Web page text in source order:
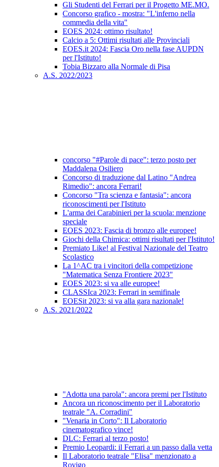
Gli Studenti del Ferrari per il Progetto ME.MO.
Concorso grafico - mostra: "L'inferno nella
commedia della vita"
EOES 2024: ottimo risultato!
Calcio a 5: Ottimi risultati alle Provinciali
EOES.it 2024: Fascia Oro nella fase AUPDN
per l'Istituto!
Tobia Bizzaro alla Normale di Pisa
A.S. 2022/2023
concorso "#Parole di pace": terzo posto per
Maddalena Osiliero
Concorso di traduzione dal Latino "Andrea
Rimedio": ancora Ferrari!
Concorso "Tra scienza e fantasia": ancora
riconoscimenti per l'Istituto
L'arma dei Carabinieri per la scuola: menzione
speciale
EOES 2023: Fascia di bronzo alle europee!
Giochi della Chimica: ottimi risultati per l'Istituto!
Premiato Like! al Festival Nazionale del Teatro
Scolastico
La 1^AC tra i vincitori della competizione
"Matematica Senza Frontiere 2023"
EOES 2023: si va alle europee!
CLASSIca 2023: Ferrari in semifinale
EOESit 2023: si va alla gara nazionale!
A.S. 2021/2022
"Adotta una parola": ancora premi per l'Istituto
Ancora un riconoscimento per il Laboratorio
teatrale "A. Corradini"
"Venaria in Corto": Il Laboratorio
cinematografico vince!
DLC: Ferrari al terzo posto!
Premio Leopardi: il Ferrari a un passo dalla vetta
Il Laboratorio teatrale "Elisa" menzionato a
Rovigo